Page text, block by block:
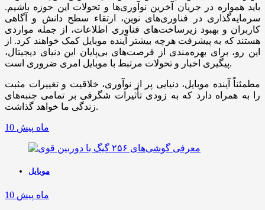
باید همواره در جریان آخرین نوآوری‌ها و تحولات این حوزه باشیم.
سرمایه‌گذاری در فناوری‌های نوین، ارتقاء سطح دانش و آگاهی
کاربران و بهبود زیرساخت‌های فناوری اطلاعات، از جمله مواردی
هستند که به پیشرفت هرچه بیشتر آینده موبایل کمک خواهند کرد. از
این رو، برای بهره‌مندی از فرصت‌های بی‌پایان این دنیای دیجیتال،
پیگیری اخبار و تحولات مرتبط با موبایل امری ضروری است.
مطمئناً آینده موبایل، دنیایی پر از نوآوری، خلاقیت و تغییرات مثبت
را به همراه دارد که به زودی تأثیرات شگرفی بر تمامی جنبه‌های
زندگی ما خواهد گذاشت.
10 ماه پیش
موبایل
10 ماه پیش